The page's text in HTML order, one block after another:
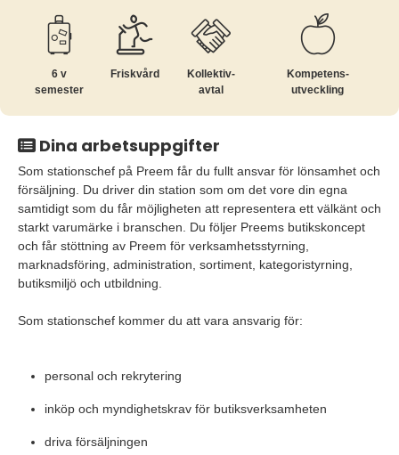
6 v
semester
Friskvård
Kollektiv­
avtal
Kompetens­
utveckling
Dina arbetsuppgifter
Som stationschef på Preem får du fullt ansvar för lönsamhet och
försäljning. Du driver din station som om det vore din egna
samtidigt som du får möjligheten att representera ett välkänt och
starkt varumärke i branschen. Du följer Preems butikskoncept
och får stöttning av Preem för verksamhetsstyrning,
marknadsföring, administration, sortiment, kategoristyrning,
butiksmiljö och utbildning.
Som stationschef kommer du att vara ansvarig för:
personal och rekrytering
inköp och myndighetskrav för butiksverksamheten
driva försäljningen